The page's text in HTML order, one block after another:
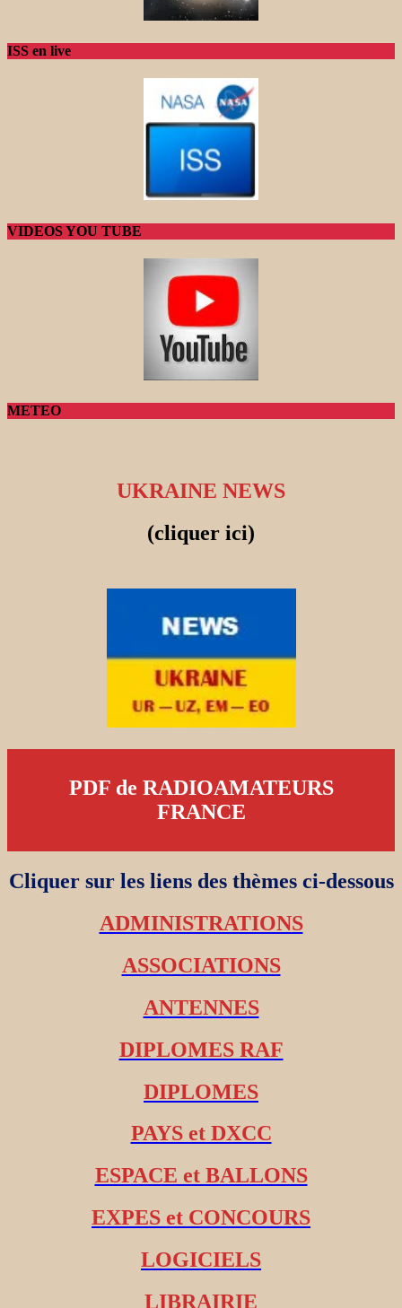
ISS en live
VIDEOS YOU TUBE
METEO
UKRAINE NEWS
(cliquer ici)
PDF de RADIOAMATEURS
FRANCE
Cliquer sur les liens des thèmes ci-dessous
ADMINISTRATIONS
ASSOCIATIONS
ANTENNES
DIPLOMES RAF
DIPLOMES
PAYS et DXCC
ESPACE et BALLONS
EXPES et CONCOURS
LOGICIELS
LIBRAIRIE